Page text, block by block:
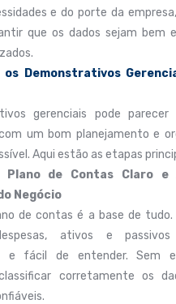
e do porte da
que os dados sejam bem
os Demonstrativos
gerenciais pode
um bom planejamento e
Aqui estão as etapas
Plano de Contas Claro e
Negócio
de contas é a base de tudo.
ativos e
e fácil de entender. Sem
corretamente os